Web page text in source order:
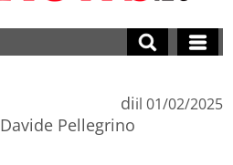
di
Davide Pellegrino
il 01/02/2025